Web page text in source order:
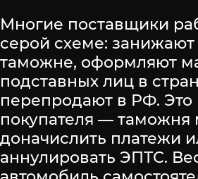
Многие поставщики
серой схеме:
таможне, оформляют
подставных лиц в
перепродают в РФ. Это
покупателя — таможня
доначислить платежи
аннулировать ЭПТС.